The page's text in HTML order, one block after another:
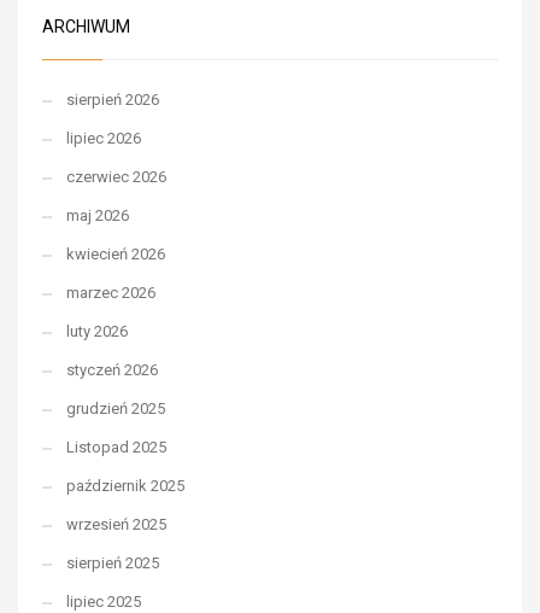
ARCHIWUM
sierpień 2026
lipiec 2026
czerwiec 2026
maj 2026
kwiecień 2026
marzec 2026
luty 2026
styczeń 2026
grudzień 2025
Listopad 2025
październik 2025
wrzesień 2025
sierpień 2025
lipiec 2025